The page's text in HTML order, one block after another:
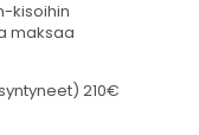
kisoihin
maksaa
210€